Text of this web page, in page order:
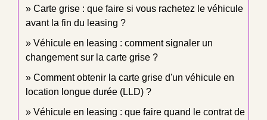
Carte grise : que faire si vous rachetez le véhicule
avant la fin du leasing ?
Véhicule en leasing : comment signaler un
changement sur la carte grise ?
Comment obtenir la carte grise d'un véhicule en
location longue durée (LLD) ?
Véhicule en leasing : que faire quand le contrat de